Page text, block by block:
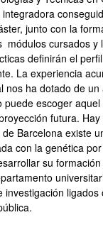
junto con la
módulos cursados y
definirán el
La experiencia
nos ha dotado de
puede escoger
futura.
Barcelona existe
con la genética
su
investigación